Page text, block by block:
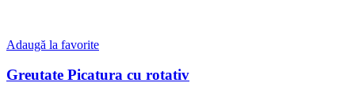
Adaugă la favorite
Greutate Picatura cu rotativ